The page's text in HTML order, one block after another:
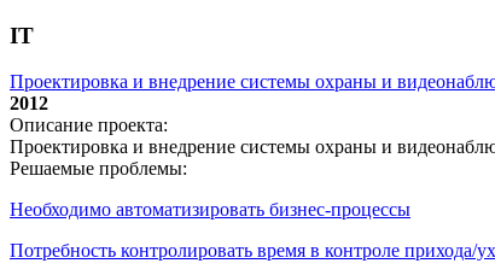
IT
Проектировка и внедрение системы охраны и
2012
Описание проекта:
Проектировка и внедрение системы охраны и
Решаемые проблемы:
Необходимо автоматизировать бизнес-процессы
Потребность контролировать время в контроле прихода/